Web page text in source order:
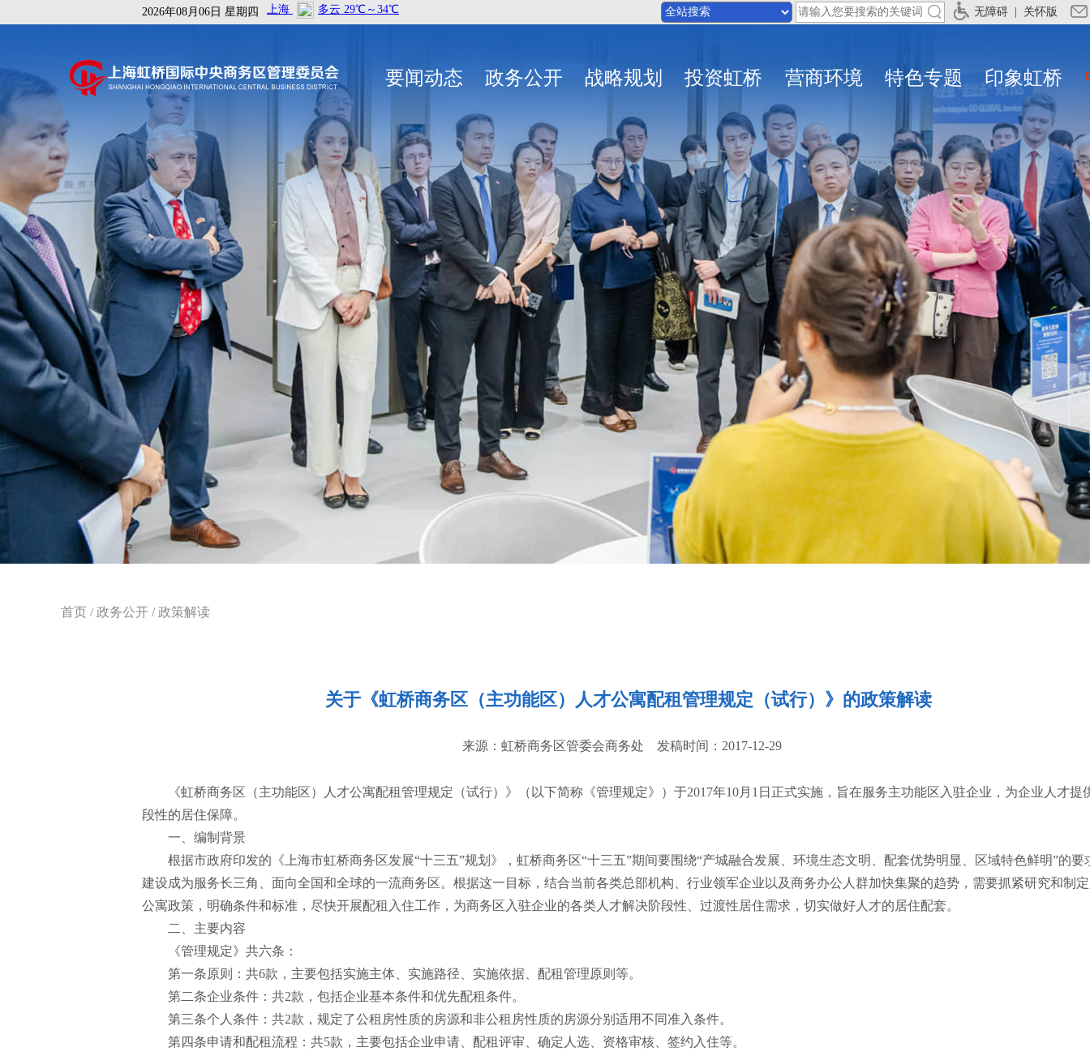
2026年08月06日 星期四 无障碍 关怀版
要闻动态 政务公开 战略规划 投资虹桥 营商环境 特色专题 印象虹桥
首页 /政务公开 /政策解读
关于《虹桥商务区（主功能区）人才公寓配租管理规定（试行）》的政策解读
来源：虹桥商务区管委会商务处 发稿时间：2017-12-29
《虹桥商务区（主功能区）人才公寓配租管理规定（试行）》（以下简称《管理规定》）于2017年10月1日正式实施，旨在服务主功能区入驻企业，为企业人才提
段性的居住保障。
一、编制背景
根据市政府印发的《上海市虹桥商务区发展“十三五”规划》，虹桥商务区“十三五”期间要围绕“产城融合发展、环境生态文明、配套优势明显、区域特色鲜明”的要
建设成为服务长三角、面向全国和全球的一流商务区。根据这一目标，结合当前各类总部机构、行业领军企业以及商务办公人群加快集聚的趋势，需要抓紧研究和制
公寓政策，明确条件和标准，尽快开展配租入住工作，为商务区入驻企业的各类人才解决阶段性、过渡性居住需求，切实做好人才的居住配套。
二、主要内容
《管理规定》共六条：
第一条原则：共6款，主要包括实施主体、实施路径、实施依据、配租管理原则等。
第二条企业条件：共2款，包括企业基本条件和优先配租条件。
第三条个人条件：共2款，规定了公租房性质的房源和非公租房性质的房源分别适用不同准入条件。
第四条申请和配租流程：共5款，主要包括企业申请、配租评审、确定人选、资格审核、签约入住等。